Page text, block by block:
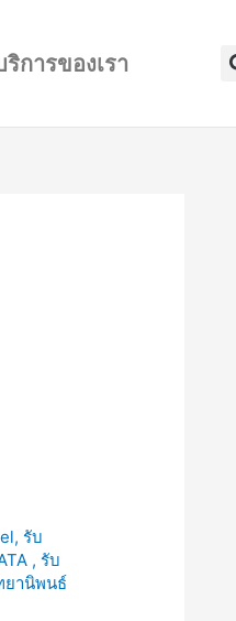
ริการของเรา
, รับ
, รับ
ยานิพนธ์